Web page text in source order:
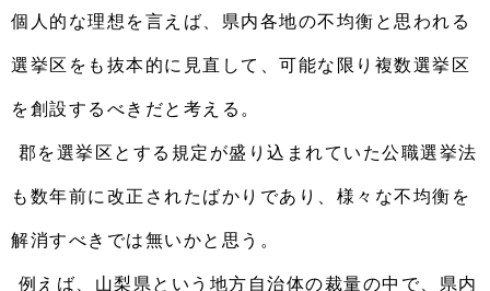
個人的な理想を言えば、県内各地の不均衡と思われる
選挙区をも抜本的に見直して、可能な限り複数選挙区
を創設するべきだと考える。
郡を選挙区とする規定が盛り込まれていた公職選挙法
も数年前に改正されたばかりであり、様々な不均衡を
解消すべきでは無いかと思う。
例えば、山梨県という地方自治体の裁量の中で、県内